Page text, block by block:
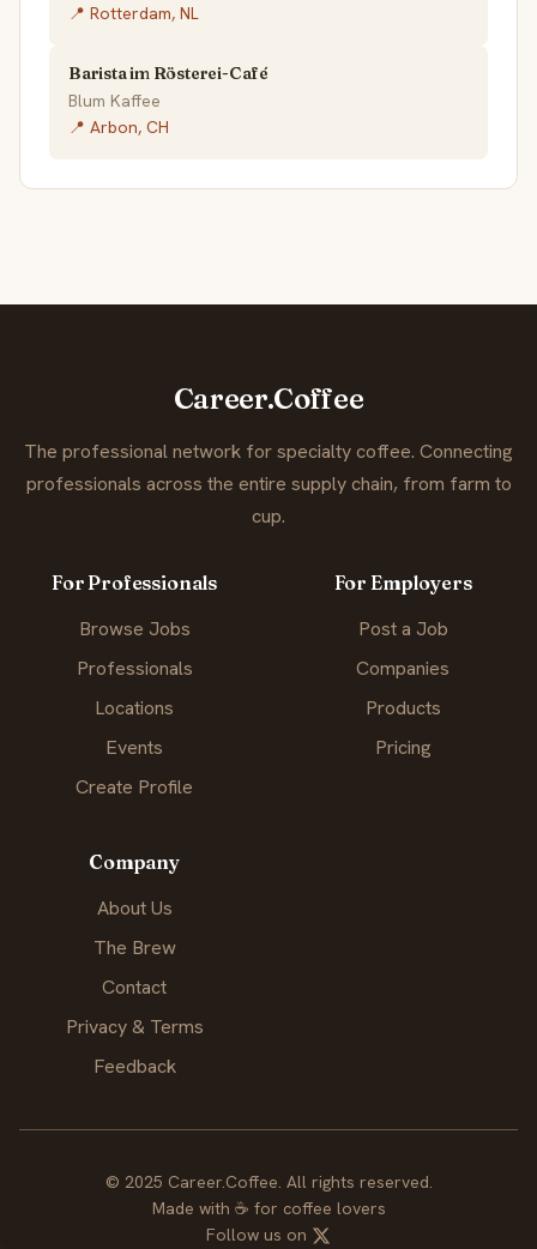
📍 Rotterdam, NL
Barista im Rösterei-Café
Blum Kaffee
📍 Arbon, CH
Career.Coffee
The professional network for specialty coffee. Connecting
professionals across the entire supply chain, from farm to
cup.
For Professionals
Browse Jobs
Professionals
Locations
Events
Create Profile
For Employers
Post a Job
Companies
Products
Pricing
Company
About Us
The Brew
Contact
Privacy & Terms
Feedback
© 2025 Career.Coffee. All rights reserved.
Made with ☕ for coffee lovers
Follow us on